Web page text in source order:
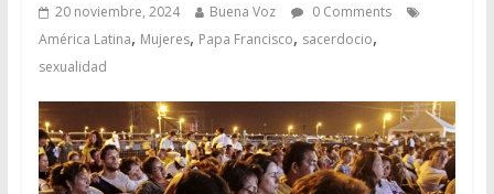
20 noviembre, 2024 Buena Voz
0 Comments
América Latina, Mujeres, Papa Francisco, sacerdocio,
sexualidad